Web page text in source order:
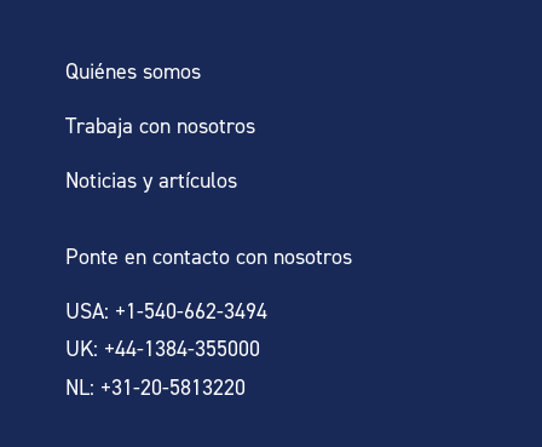
Quiénes somos
Trabaja con nosotros
Noticias y artículos
Ponte en contacto con nosotros
USA: +1-540-662-3494
UK: +44-1384-355000
NL: +31-20-5813220